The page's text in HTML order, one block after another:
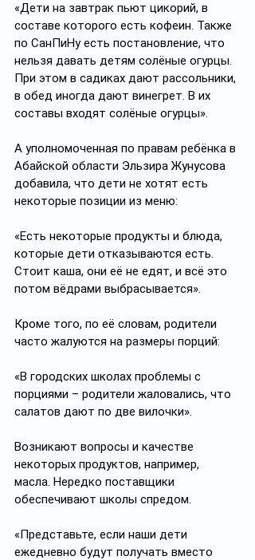
«Дети на завтрак пьют цикорий, в
составе которого есть кофеин. Также
по СанПиНу есть постановление, что
нельзя давать детям солёные огурцы.
При этом в садиках дают рассольники,
в обед иногда дают винегрет. В их
составы входят солёные огурцы».
А уполномоченная по правам ребёнка в
Абайской области Эльзира Жунусова
добавила, что дети не хотят есть
некоторые позиции из меню:
«Есть некоторые продукты и блюда,
которые дети отказываются есть.
Стоит каша, они её не едят, и всё это
потом вёдрами выбрасывается».
Кроме того, по её словам, родители
часто жалуются на размеры порций:
«В городских школах проблемы с
порциями – родители жаловались, что
салатов дают по две вилочки».
Возникают вопросы и качестве
некоторых продуктов, например,
масла. Нередко поставщики
обеспечивают школы спредом.
«Представьте, если наши дети
ежедневно будут получать вместо